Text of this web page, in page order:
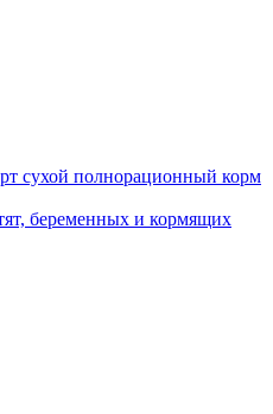
сухой полнорационный корм
беременных и кормящих